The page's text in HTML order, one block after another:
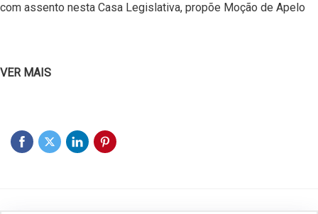
com assento nesta Casa Legislativa, propõe Moção de Apelo
VER MAIS